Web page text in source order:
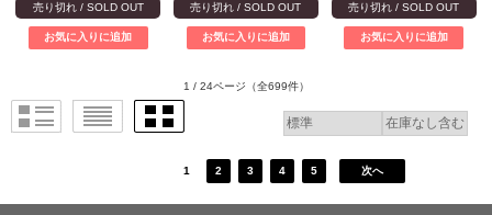
売り切れ / SOLD OUT 売り切れ / SOLD OUT 売り切れ / SOLD OUT
1 / 24ページ （全699件）
1 2 3 4 5 次へ